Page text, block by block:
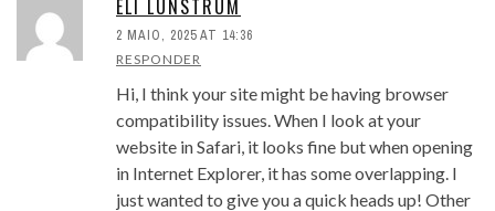
ELI LUNSTRUM
2 MAIO, 2025 AT 14:36
RESPONDER
Hi, I think your site might be having browser
compatibility issues. When I look at your
website in Safari, it looks fine but when opening
in Internet Explorer, it has some overlapping. I
just wanted to give you a quick heads up! Other